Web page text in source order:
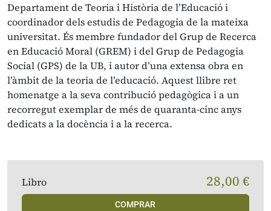
Departament de Teoria i Història de l’Educació i
coordinador dels estudis de Pedagogia de la mateixa
universitat. És membre fundador del Grup de Recerca
en Educació Moral (GREM) i del Grup de Pedagogia
Social (GPS) de la UB, i autor d’una extensa obra en
l’àmbit de la teoria de l’educació. Aquest llibre ret
homenatge a la seva contribució pedagògica i a un
recorregut exemplar de més de quaranta-cinc anys
dedicats a la docència i a la recerca.
Libro 28,00 €
COMPRAR